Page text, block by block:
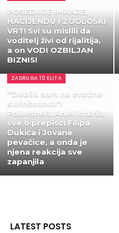
POSEDUJE IMANJE,
HACIJENDU I ZOOLOŠKI
VRT! Svi su mislili da
voditelj živi od rijalitija,
a on VODI OZBILJAN
BIZNIS!
ZADRUGA 10 ELITA
“Dobila sam na stotine
skrinšotova”:
Pobesnela Aneli otkrila
sve o prepisci Filipa
Đukića i Jovane
pevačice, a onda je
njena reakcija sve
zapanjila
LATEST POSTS